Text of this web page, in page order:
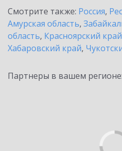
Смотрите также: Россия,
Амурская область,
область, Красноярский край
Хабаровский край,
Партнеры в вашем регионе: